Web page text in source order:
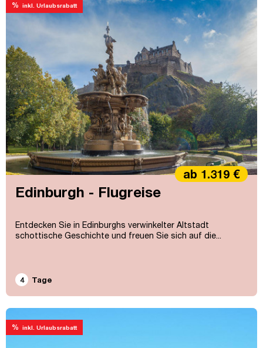
% inkl. Urlaubsrabatt
Edinburgh - Flugreise
Entdecken Sie in Edinburghs verwinkelter Altstadt
schottische Geschichte und freuen Sie sich auf die...
ab 1.319 €
4 Tage
% inkl. Urlaubsrabatt